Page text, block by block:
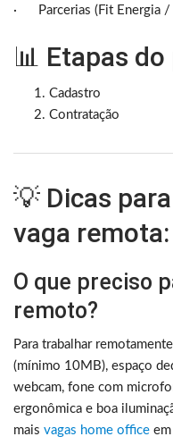
· Parcerias (Fit Energia /
📊 Etapas
Cadastro
Contratação
💡 Dicas
vaga remota:
O que preciso
remoto?
Para trabalhar
(mínimo 10MB), espaço
webcam, fone com
ergonômica e boa
mais vagas home office